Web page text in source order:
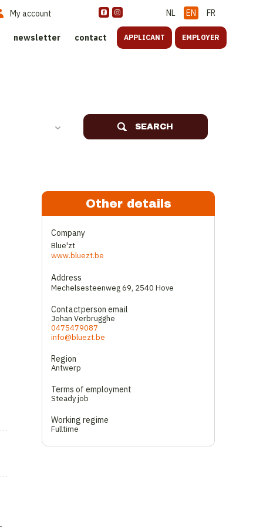
NL EN FR
My account
newsletter contact APPLICANT EMPLOYER
SEARCH
Other details
Company
Blue'zt
www.bluezt.be
Address
Mechelsesteenweg 69, 2540 Hove
Contactperson email
Johan Verbrugghe
0475479087
info@bluezt.be
Region
Antwerp
Terms of employment
Steady job
Working regime
Fulltime